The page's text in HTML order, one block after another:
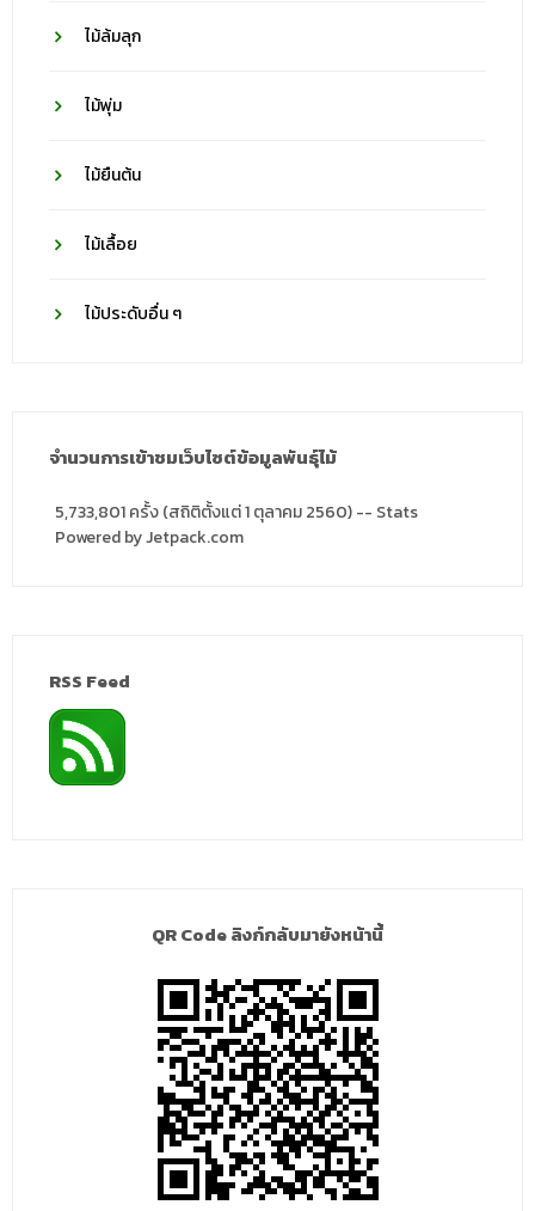
ไม้ล้มลุก
ไม้พุ่ม
ไม้ยืนต้น
ไม้เลื้อย
ไม้ประดับอื่น ๆ
จำนวนการเข้าชมเว็บไซต์ข้อมูลพันธุ์ไม้
5,733,801 ครั้ง (สถิติตั้งแต่ 1 ตุลาคม 2560) -- Stats
Powered by Jetpack.com
RSS Feed
QR Code ลิงก์กลับมายังหน้านี้